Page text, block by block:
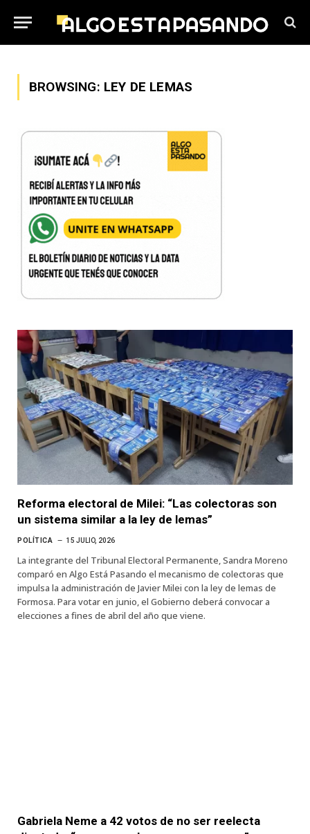
BROWSING: LEY DE LEMAS
Reforma electoral de Milei: “Las colectoras son
un sistema similar a la ley de lemas”
POLÍTICA 15 JULIO, 2026
La integrante del Tribunal Electoral Permanente, Sandra Moreno
comparó en Algo Está Pasando el mecanismo de colectoras que
impulsa la administración de Javier Milei con la ley de lemas de
Formosa. Para votar en junio, el Gobierno deberá convocar a
elecciones a fines de abril del año que viene.
Gabriela Neme a 42 votos de no ser reelecta